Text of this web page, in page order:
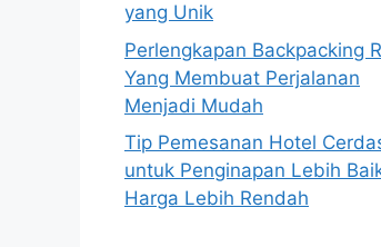
yang Unik
Perlengkapan Backpacking
Yang Membuat Perjalanan
Menjadi Mudah
Tip Pemesanan Hotel
untuk Penginapan Lebih
Harga Lebih Rendah